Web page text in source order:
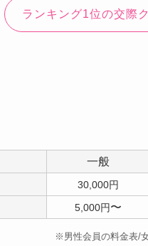
ランキング1位の交際
一般
30,000円
5,000円〜
※男性会員の料金表/